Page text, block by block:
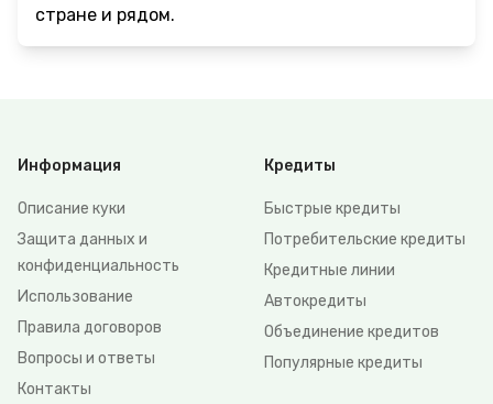
стране и рядом.
Информация
Описание куки
Защита данных и
конфиденциальность
Использование
Правила договоров
Вопросы и ответы
Контакты
Кредиты
Быстрые кредиты
Потребительские кредиты
Кредитные линии
Автокредиты
Объединение кредитов
Популярные кредиты